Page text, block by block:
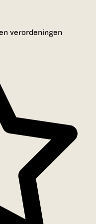
verordeningen